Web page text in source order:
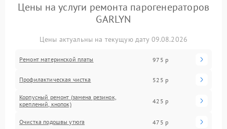
Цены на услуги ремонта парогенераторов
GARLYN
Цены актуальны на текущую дату 09.08.2026
Ремонт материнской платы 975 р
Профилактическая чистка 525 р
Корпусный ремонт (замена резинок,
креплений, кнопок)
425 р
Очистка подошвы утюга 475 р